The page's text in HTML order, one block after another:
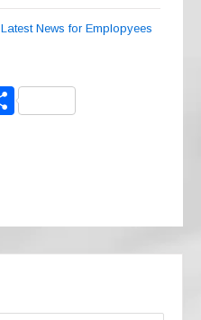
Latest News for Emplopyees
S